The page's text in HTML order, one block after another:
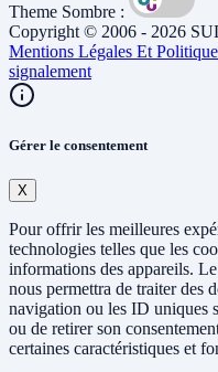
Theme Sombre :
Copyright © 2006 - 2026
Mentions Légales Et
signalement
Gérer le consentement
X
Pour offrir les meilleures
technologies telles que les
informations des appareils.
nous permettra de traiter des
navigation ou les ID uniques
ou de retirer son
certaines caractéristiques et